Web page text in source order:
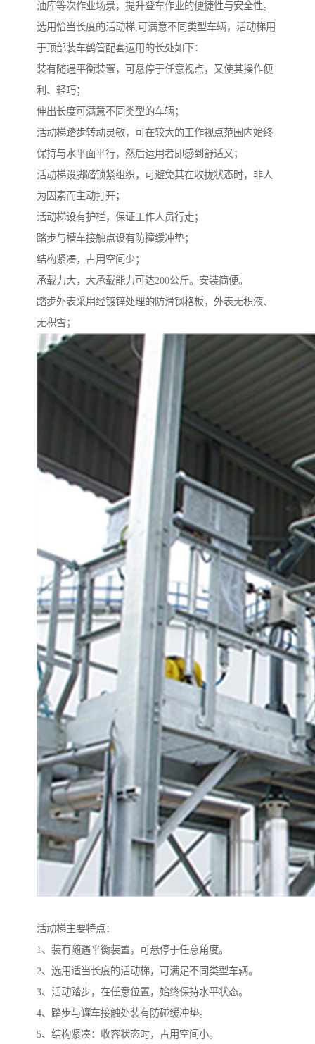
油库等次作业场景，提升登车作业的便捷性与安全性。
选用恰当长度的活动梯,可满意不同类型车辆，活动梯用
于顶部装车鹤管配套运用的长处如下：
装有随遇平衡装置，可悬停于任意视点，又使其操作便
利、轻巧；
伸出长度可满意不同类型的车辆；
活动梯踏步转动灵敏，可在较大的工作视点范围内始终
保持与水平面平行，然后运用者即感到舒适又；
活动梯设脚踏锁紧组织，可避免其在收拢状态时，非人
为因素而主动打开；
活动梯设有护栏，保证工作人员行走；
踏步与槽车接触点设有防撞缓冲垫；
结构紧凑，占用空间少；
承载力大，大承载能力可达200公斤。安装简便。
踏步外表采用经镀锌处理的防滑钢格板，外表无积液、
无积雪；
活动梯主要特点：
1、装有随遇平衡装置，可悬停于任意角度。
2、选用适当长度的活动梯，可满足不同类型车辆。
3、活动踏步，在任意位置，始终保持水平状态。
4、踏步与罐车接触处装有防碰缓冲垫。
5、结构紧凑：收容状态时，占用空间小。